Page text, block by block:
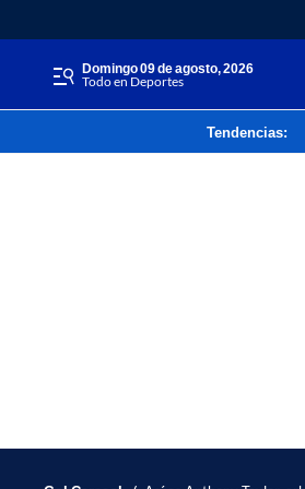
domingo 09 de agosto, 2026
Todo en Deportes
Tendencias: